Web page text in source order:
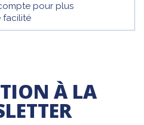
pour plus
facilité
À LA